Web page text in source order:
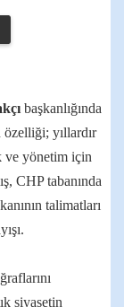
başkanlığında
yıllardır
ve yönetim için
CHP tabanında
talimatları
siyasetin